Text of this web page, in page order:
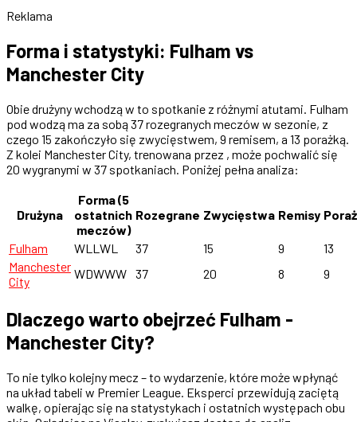
Reklama
Forma i statystyki: Fulham vs
Manchester City
Obie drużyny wchodzą w to spotkanie z różnymi atutami. Fulham
pod wodzą ma za sobą 37 rozegranych meczów w sezonie, z
czego 15 zakończyło się zwycięstwem, 9 remisem, a 13 porażką.
Z kolei Manchester City, trenowana przez , może pochwalić się
20 wygranymi w 37 spotkaniach. Poniżej pełna analiza:
Drużyna
Forma (5
ostatnich
meczów)
Rozegrane Zwycięstwa Remisy
Fulham WLLWL 37 15 9
13
Manchester
City
WDWWW 37 20 8 9
Dlaczego warto obejrzeć Fulham -
Manchester City?
To nie tylko kolejny mecz – to wydarzenie, które może wpłynąć
na układ tabeli w Premier League. Eksperci przewidują zaciętą
walkę, opierając się na statystykach i ostatnich występach obu